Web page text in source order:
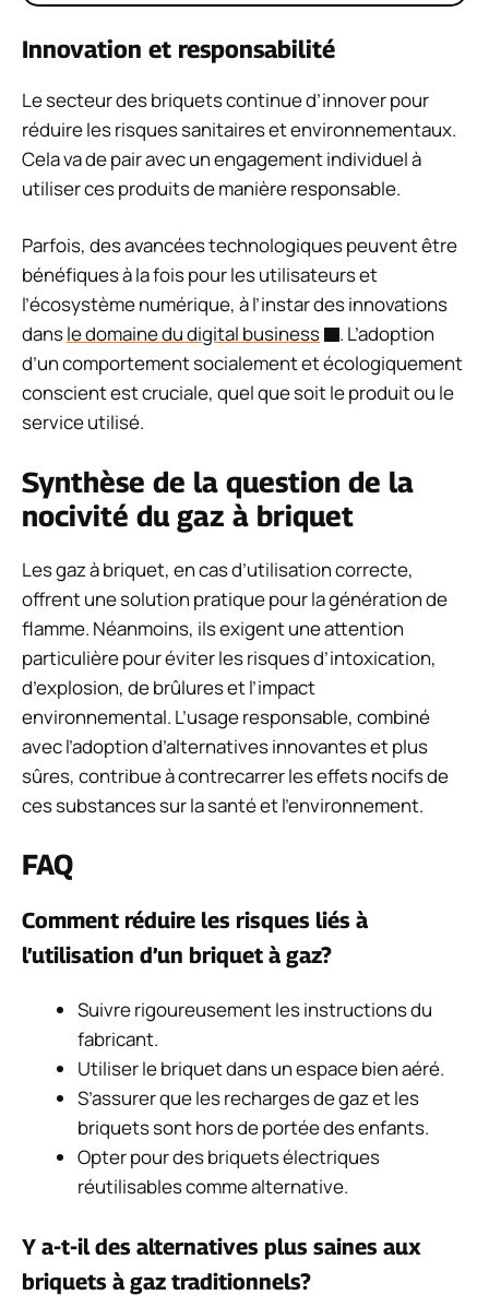
Innovation et responsabilité
Le secteur des briquets continue d’innover pour
réduire les risques sanitaires et environnementaux.
Cela va de pair avec un engagement individuel à
utiliser ces produits de manière responsable.
Parfois, des avancées technologiques peuvent être
bénéfiques à la fois pour les utilisateurs et
l’écosystème numérique, à l’instar des innovations
dansle domaine du digital business
. L’adoption
d’un comportement socialement et écologiquement
conscient est cruciale, quel que soit le produit ou le
service utilisé.
Synthèse de la question de la
nocivité du gaz à briquet
Les gaz à briquet, en cas d’utilisation correcte,
offrent une solution pratique pour la génération de
flamme. Néanmoins, ils exigent une attention
particulière pour éviter les risques d’intoxication,
d’explosion, de brûlures et l’impact
environnemental. L’usage responsable, combiné
avec l’adoption d’alternatives innovantes et plus
sûres, contribue à contrecarrer les effets nocifs de
ces substances sur la santé et l’environnement.
FAQ
Comment réduire les risques liés à
l’utilisation d’un briquet à gaz?
Suivre rigoureusement les instructions du
fabricant.
Utiliser le briquet dans un espace bien aéré.
S’assurer que les recharges de gaz et les
briquets sont hors de portée des enfants.
Opter pour des briquets électriques
réutilisables comme alternative.
Y a-t-il des alternatives plus saines aux
briquets à gaz traditionnels?